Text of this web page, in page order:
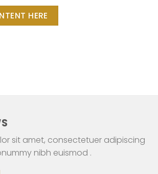
HERE
sit amet, consectetuer adipiscing
nibh euismod .